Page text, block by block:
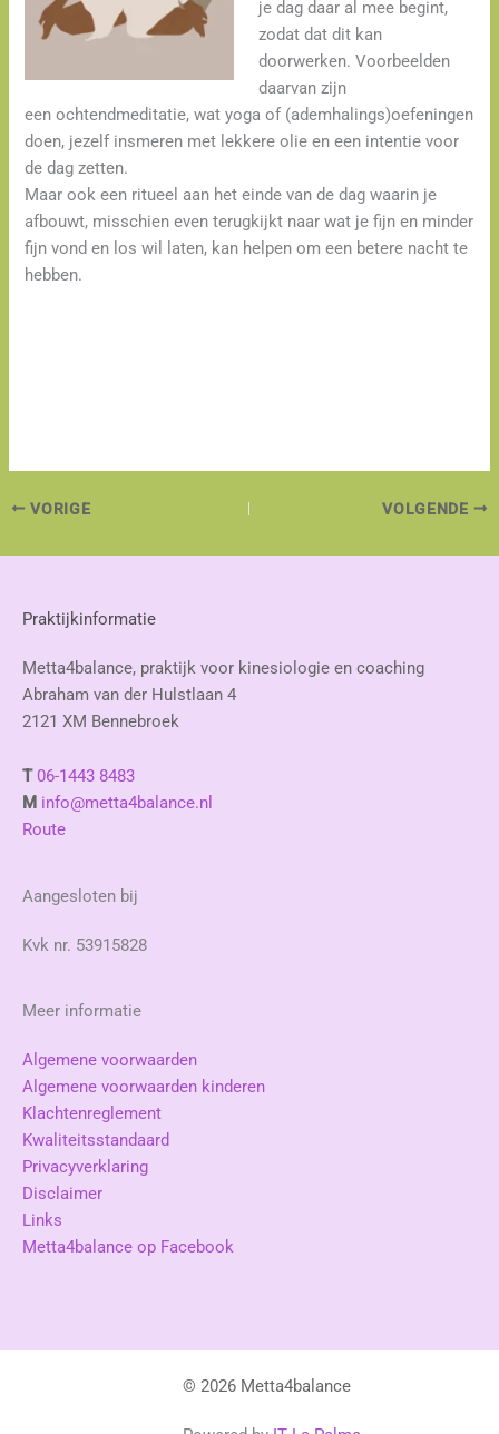
je dag daar al mee begint,
zodat dat dit kan
doorwerken. Voorbeelden
daarvan zijn
een ochtendmeditatie, wat yoga of (ademhalings)oefeningen
doen, jezelf insmeren met lekkere olie en een intentie voor
de dag zetten.
Maar ook een ritueel aan het einde van de dag waarin je
afbouwt, misschien even terugkijkt naar wat je fijn en minder
fijn vond en los wil laten, kan helpen om een betere nacht te
hebben.
VORIGE VOLGENDE
Praktijkinformatie
Metta4balance, praktijk voor kinesiologie en coaching
Abraham van der Hulstlaan 4
2121 XM Bennebroek
T 06-1443 8483
M info@metta4balance.nl
Route
Aangesloten bij
Kvk nr. 53915828
Meer informatie
Algemene voorwaarden
Algemene voorwaarden kinderen
Klachtenreglement
Kwaliteitsstandaard
Privacyverklaring
Disclaimer
Links
Metta4balance op Facebook
© 2026 Metta4balance